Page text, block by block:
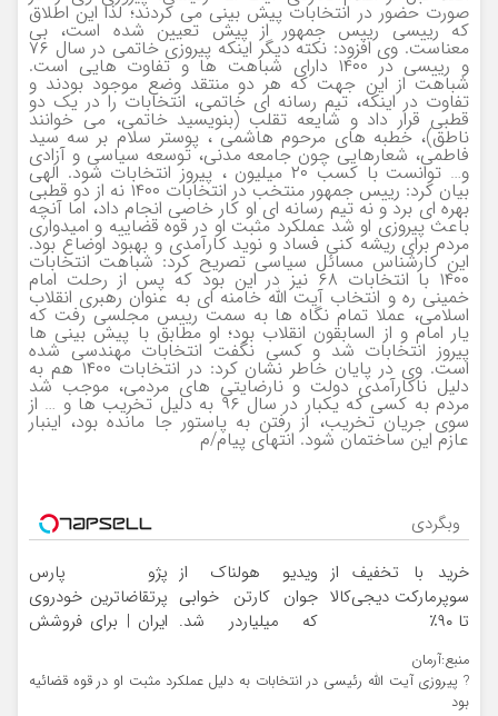
صورت حضور در انتخابات پیش بینی می کردند؛ لذا این اطلاق
که رییسی رییس جمهور از پیش تعیین شده است، بی
معناست. وی افزود: نکته دیگر اینکه پیروزی خاتمی در سال ۷۶
و رییسی در ۱۴۰۰ دارای شباهت ها و تفاوت هایی است.
شباهت از این جهت که هر دو منتقد وضع موجود بودند و
تفاوت در اینکه، تیم رسانه ای خاتمی، انتخابات را در یک دو
قطبی قرار داد و شایعه تقلب (بنویسید خاتمی، می خوانند
ناطق)، خطبه های مرحوم هاشمی ، پوستر سلام بر سه سید
فاطمی، شعارهایی چون جامعه مدنی، توسعه سیاسی و آزادی
و… توانست با کسب ۲۰ میلیون ، پیروز انتخابات شود. الهی
بیان کرد: رییس جمهور منتخب در انتخابات ۱۴۰۰ نه از دو قطبی
بهره ای برد و نه تیم رسانه ای او کار خاصی انجام داد، اما آنچه
باعث پیروزی او شد عملکرد مثبت او در قوه قضاییه و امیدواری
مردم برای ریشه کنی فساد و نوید کارآمدی و بهبود اوضاع بود.
این کارشناس مسائل سیاسی تصریح کرد: شباهت انتخابات
۱۴۰۰ با انتخابات ۶۸ نیز در این بود که پس از رحلت امام
خمینی ره و انتخاب آیت الله خامنه ای به عنوان رهبری انقلاب
اسلامی، عملا تمام نگاه ها به سمت رییس مجلسی رفت که
یار امام و از السابقون انقلاب بود؛ او مطابق با پیش بینی ها
پیروز انتخابات شد و کسی نگفت انتخابات مهندسی شده
است. وی در پایان خاطر نشان کرد: در انتخابات ۱۴۰۰ هم به
دلیل ناکارآمدی دولت و نارضایتی های مردمی، موجب شد
مردم به کسی که یکبار در سال ۹۶ به دلیل تخریب ها و … از
سوی جریان تخریب، از رفتن به پاستور جا مانده بود، اینبار
عازم این ساختمان شود. انتهای پیام/م
وبگردی
خرید با تخفیف از
سوپرمارکت دیجی‌کالا
تا ۹۰٪
ویدیو هولناک از
جوان کارتن خوابی
که میلیاردر شد.
پژو پارس
پرتقاضاترین خودروی
ایران | برای فروشش
نده!
منبع:آرمان
? پیروزی آیت الله رئیسی در انتخابات به دلیل عملکرد مثبت او در قوه قضائیه
بود